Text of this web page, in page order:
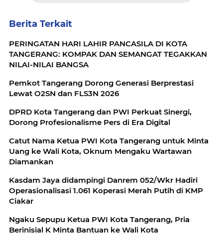
Berita Terkait
PERINGATAN HARI LAHIR PANCASILA DI KOTA
TANGERANG: KOMPAK DAN SEMANGAT TEGAKKAN
NILAI-NILAI BANGSA
Pemkot Tangerang Dorong Generasi Berprestasi
Lewat O2SN dan FLS3N 2026
DPRD Kota Tangerang dan PWI Perkuat Sinergi,
Dorong Profesionalisme Pers di Era Digital
Catut Nama Ketua PWI Kota Tangerang untuk Minta
Uang ke Wali Kota, Oknum Mengaku Wartawan
Diamankan
Kasdam Jaya didampingi Danrem 052/Wkr Hadiri
Operasionalisasi 1.061 Koperasi Merah Putih di KMP
Ciakar
Ngaku Sepupu Ketua PWI Kota Tangerang, Pria
Berinisial K Minta Bantuan ke Wali Kota